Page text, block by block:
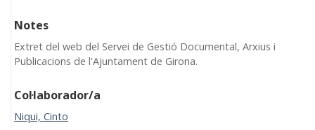
Notes
Extret del web del Servei de Gestió Documental, Arxius i
Publicacions de l'Ajuntament de Girona.
Col·laborador/a
Niqui, Cinto